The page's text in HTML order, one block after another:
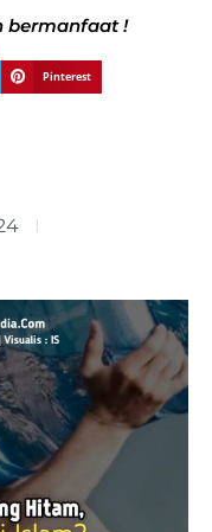
bermanfaat !
Pinterest